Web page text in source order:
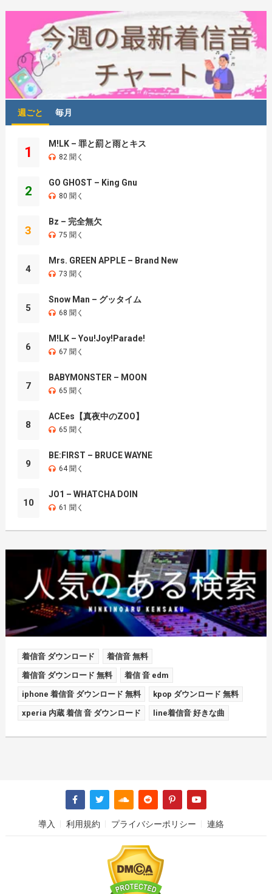
週ごと 毎月
1
M!LK – 罪と罰と雨とキス
82 聞く
2
GO GHOST – King Gnu
80 聞く
3
Bz – 完全無欠
75 聞く
4
Mrs. GREEN APPLE – Brand New
73 聞く
5
Snow Man – グッタイム
68 聞く
6
M!LK – You!Joy!Parade!
67 聞く
7
BABYMONSTER – MOON
65 聞く
8
ACEes【真夜中のZOO】
65 聞く
9
BE:FIRST – BRUCE WAYNE
64 聞く
10
JO1 – WHATCHA DOIN
61 聞く
着信音 ダウンロード 着信音 無料
着信音 ダウンロード 無料 着信 音 edm
iphone 着信音 ダウンロード 無料 kpop ダウンロード 無料
xperia 内蔵 着信 音 ダウンロード line着信音 好きな曲
導入 利用規約 プライバシーポリシー 連絡